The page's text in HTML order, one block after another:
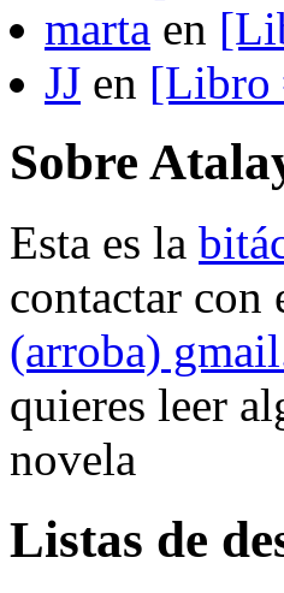
marta en
JJ en [Libro
Sobre
Esta es la
contactar con
(arroba)
quieres leer
novela
Listas de